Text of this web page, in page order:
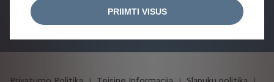
Registruotis į
servisą
PRIIMTI VISUS